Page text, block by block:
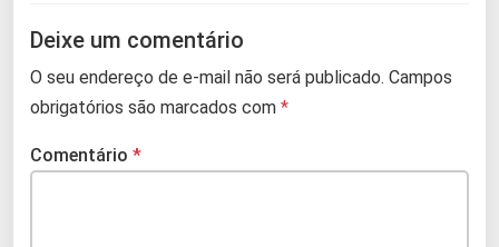
Deixe um comentário
O seu endereço de e-mail não será publicado. Campos
obrigatórios são marcados com *
Comentário *